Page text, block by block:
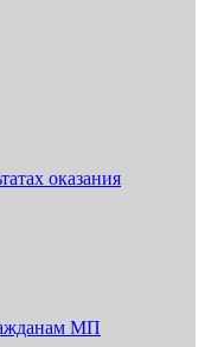
оказания
МП